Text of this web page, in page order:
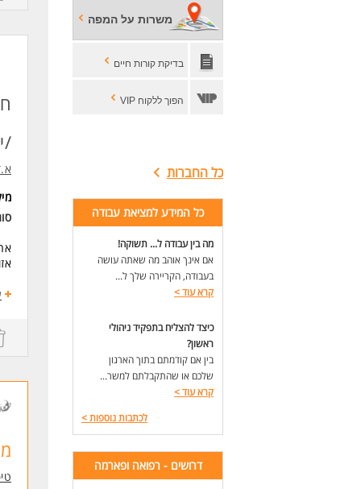
משרות על המפה
בדיקת קורות חיים
הפוך ללקוח VIP
כל החברות
כל המידע למציאת עבודה
מה בין עבודה ל... תשוקה!
אם אינך אוהב מה שאתה עושה
בעבודה, הקריירה שלך ל...
קרא עוד>
כיצד להצליח בתפקיד ניהולי
ראשון?
בין אם קודמתם בתוך הארגון
שלכם או שהתקבלתם למשר...
קרא עוד>
לכתבות נוספות>
דרושים - רפואה ופארמה
*
*
*
*
*
/